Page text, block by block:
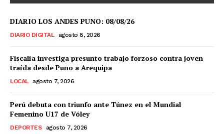
SUSCRIBETE
Diario los Andes
DIARIO LOS ANDES PUNO: 08/08/26
DIARIO DIGITAL agosto 8, 2026
Fiscalía investiga presunto trabajo forzoso contra joven
traída desde Puno a Arequipa
LOCAL agosto 7, 2026
Perú debuta con triunfo ante Túnez en el Mundial
Femenino U17 de Vóley
DEPORTES agosto 7, 2026